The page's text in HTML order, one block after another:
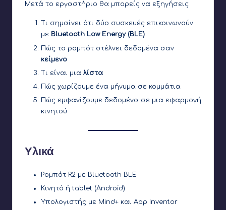
Μετά το εργαστήριο θα μπορείς να εξηγήσεις:
Τι σημαίνει ότι δύο συσκευές επικοινωνούν
με Bluetooth Low Energy (BLE)
Πώς το ρομπότ στέλνει δεδομένα σαν
κείμενο
Τι είναι μια λίστα
Πώς χωρίζουμε ένα μήνυμα σε κομμάτια
Πώς εμφανίζουμε δεδομένα σε μια εφαρμογή
κινητού
Υλικά
Ρομπότ R2 με Bluetooth BLE
Κινητό ή tablet (Android)
Υπολογιστής με Mind+ και App Inventor